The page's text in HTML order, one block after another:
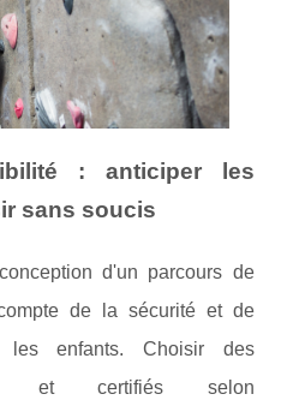
: anticiper les
sans soucis
d'un parcours de
de la sécurité et de
les enfants. Choisir des
et certifiés selon